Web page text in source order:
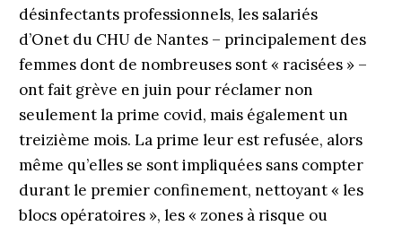
désinfectants professionnels, les salariés
d’Onet du CHU de Nantes – principalement des
femmes dont de nombreuses sont « racisées » –
ont fait grève en juin pour réclamer non
seulement la prime covid, mais également un
treizième mois. La prime leur est refusée, alors
même qu’elles se sont impliquées sans compter
durant le premier confinement, nettoyant « les
blocs opératoires », les « zones à risque ou